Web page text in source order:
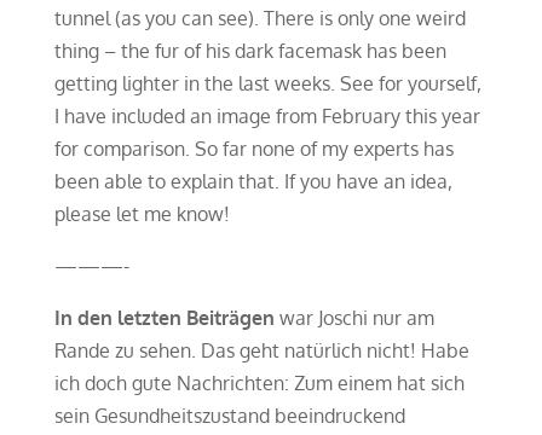
tunnel (as you can see). There is only one weird
thing – the fur of his dark facemask has been
getting lighter in the last weeks. See for yourself,
I have included an image from February this year
for comparison. So far none of my experts has
been able to explain that. If you have an idea,
please let me know!
———-
In den letzten Beiträgen war Joschi nur am
Rande zu sehen. Das geht natürlich nicht! Habe
ich doch gute Nachrichten: Zum einem hat sich
sein Gesundheitszustand beeindruckend